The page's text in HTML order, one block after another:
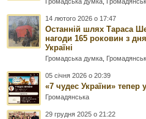
14 лютого 2026 о 17:47
Останній шлях Тараса
нагоди 165 роковин з
Україні
Громадська думка
05 січня 2026 о 20:39
«7 чудес України» тепер
Громадянська
29 грудня 2025 о 21:22